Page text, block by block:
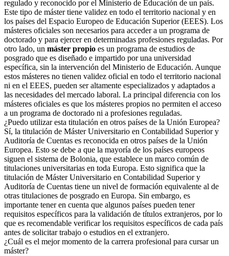
regulado y reconocido por el Ministerio de Educación de un país.
Este tipo de máster tiene validez en todo el territorio nacional y en
los países del Espacio Europeo de Educación Superior (EEES). Los
másteres oficiales son necesarios para acceder a un programa de
doctorado y para ejercer en determinadas profesiones reguladas. Por
otro lado, un máster propio es un programa de estudios de
posgrado que es diseñado e impartido por una universidad
específica, sin la intervención del Ministerio de Educación. Aunque
estos másteres no tienen validez oficial en todo el territorio nacional
ni en el EEES, pueden ser altamente especializados y adaptados a
las necesidades del mercado laboral. La principal diferencia con los
másteres oficiales es que los másteres propios no permiten el acceso
a un programa de doctorado ni a profesiones reguladas.
¿Puedo utilizar esta titulación en otros países de la Unión Europea?
Sí, la titulación de Máster Universitario en Contabilidad Superior y
Auditoría de Cuentas es reconocida en otros países de la Unión
Europea. Esto se debe a que la mayoría de los países europeos
siguen el sistema de Bolonia, que establece un marco común de
titulaciones universitarias en toda Europa. Esto significa que la
titulación de Máster Universitario en Contabilidad Superior y
Auditoría de Cuentas tiene un nivel de formación equivalente al de
otras titulaciones de posgrado en Europa. Sin embargo, es
importante tener en cuenta que algunos países pueden tener
requisitos específicos para la validación de títulos extranjeros, por lo
que es recomendable verificar los requisitos específicos de cada país
antes de solicitar trabajo o estudios en el extranjero.
¿Cuál es el mejor momento de la carrera profesional para cursar un
máster?